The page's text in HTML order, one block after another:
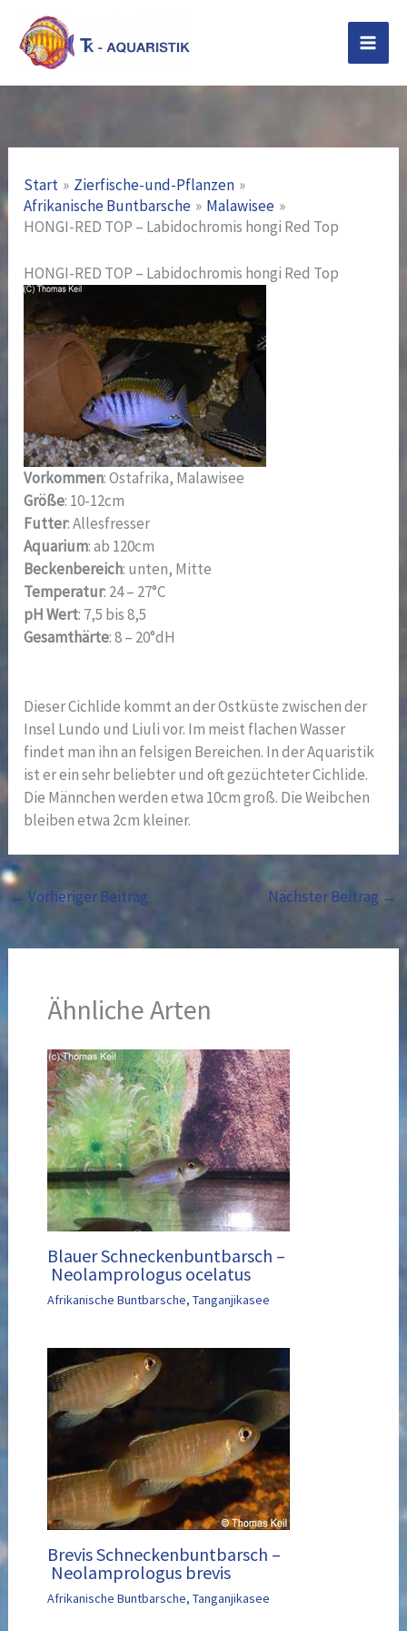
Inhalt
springen
Start
Zierfische-und-Pflanzen
Afrikanische Buntbarsche
Malawisee
HONGI-RED TOP – Labidochromis hongi Red Top
HONGI-RED TOP – Labidochromis hongi Red Top
Vorkommen: Ostafrika, Malawisee
Größe: 10-12cm
Futter: Allesfresser
Aquarium: ab 120cm
Beckenbereich: unten, Mitte
Temperatur: 24 – 27°C
pH Wert: 7,5 bis 8,5
Gesamthärte: 8 – 20°dH
Dieser Cichlide kommt an der Ostküste zwischen der
Insel Lundo und Liuli vor. Im meist flachen Wasser
findet man ihn an felsigen Bereichen. In der Aquaristik
ist er ein sehr beliebter und oft gezüchteter Cichlide.
Die Männchen werden etwa 10cm groß. Die Weibchen
bleiben etwa 2cm kleiner.
← Vorheriger Beitrag Nächster Beitrag →
Ähnliche Arten
Blauer Schneckenbuntbarsch –
Neolamprologus ocelatus
Afrikanische Buntbarsche, Tanganjikasee
Brevis Schneckenbuntbarsch –
Neolamprologus brevis
Afrikanische Buntbarsche, Tanganjikasee